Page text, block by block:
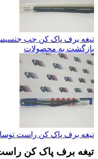
تیغه برف پاک کن چپ
بازگشت به محصولات
تیغه برف پاک کن راست
تیغه برف پاک کن